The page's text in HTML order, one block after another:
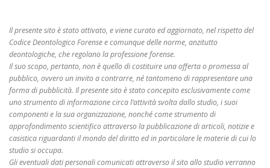
Il presente sito è stato attivato, e viene curato ed aggiornato, nel rispetto del
Codice Deontologico Forense e comunque delle norme, anzitutto
deontologiche, che regolano la professione forense.
Il suo scopo, pertanto, non è quello di costituire una offerta o promessa al
pubblico, ovvero un invito a contrarre, né tantomeno di rappresentare una
forma di pubblicità. Il presente sito è stato concepito esclusivamente come
uno strumento di informazione circa l’attività svolta dallo studio, i suoi
componenti e la sua organizzazione, nonché come strumento di
approfondimento scientifico attraverso la pubblicazione di articoli, notizie e
casistica riguardanti il mondo del diritto ed in particolare le materie di cui lo
studio si occupa.
Gli eventuali dati personali comunicati attraverso il sito allo studio verranno